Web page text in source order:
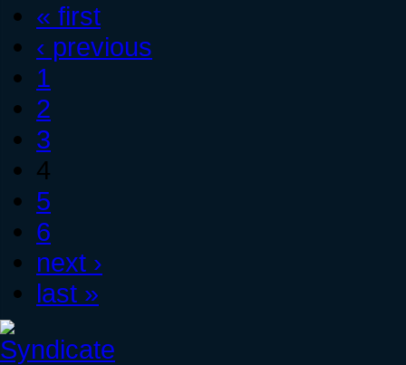
« first
‹ previous
1
2
3
4
5
6
next ›
last »